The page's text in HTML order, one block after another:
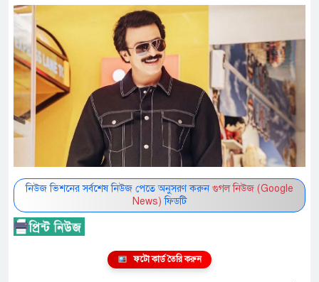
নিউজ ভিশনের সর্বশেষ নিউজ পেতে অনুসরণ করুন গুগল নিউজ (Google
News) ফিডটি
ফটো কার্ড তৈরি করুন